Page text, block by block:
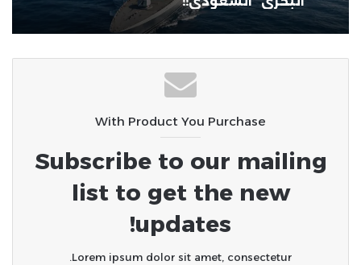
المناظير في الصعيد
With Product You Purchase
Subscribe to our mailing
list to get the new
updates!
Lorem ipsum dolor sit amet, consectetur.